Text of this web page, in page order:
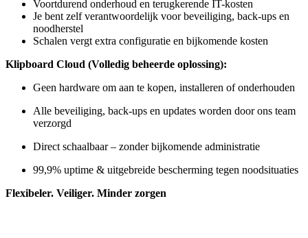
Voortdurend onderhoud en terugkerende IT-kosten
Je bent zelf verantwoordelijk voor beveiliging, back-ups en
noodherstel
Schalen vergt extra configuratie en bijkomende kosten
Klipboard Cloud (Volledig beheerde oplossing):
Geen hardware om aan te kopen, installeren of onderhouden
Alle beveiliging, back-ups en updates worden door ons team
verzorgd
Direct schaalbaar – zonder bijkomende administratie
99,9% uptime & uitgebreide bescherming tegen noodsituaties
Flexibeler. Veiliger. Minder zorgen